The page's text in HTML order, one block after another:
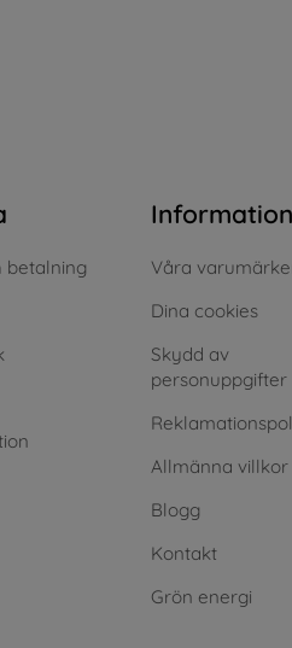
betalning
Information
Våra
Dina cookies
Skydd av
personuppgifter
Allmänna villkor
Blogg
Kontakt
Grön energi